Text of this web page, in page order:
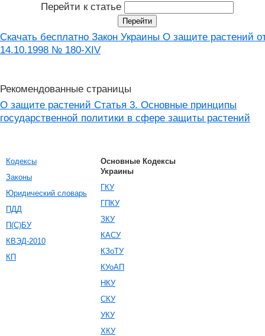
Перейти к статье
Скачать бесплатно Закон Украины О защите растений
14.10.1998 № 180-XIV
Рекомендованные страницы
О защите растений Статья 3. Основные принципы
государственной политики в сфере защиты растений
Кодексы
Законы
Юридический словарь
ПДД
П(С)БУ
КВЭД-2010
КП
Основные Кодексы
Украины
ГКУ
ГПКУ
ЗКУ
КАСУ
КЗоТУ
КУоАП
НКУ
СКУ
УКУ
ХКУ